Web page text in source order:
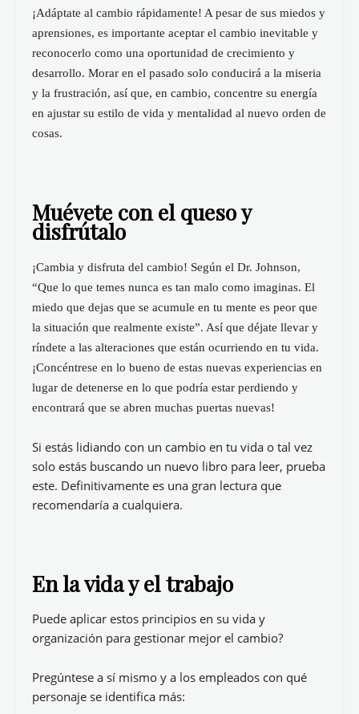
¡Adáptate al cambio rápidamente! A pesar de sus miedos y
aprensiones, es importante aceptar el cambio inevitable y
reconocerlo como una oportunidad de crecimiento y
desarrollo. Morar en el pasado solo conducirá a la miseria
y la frustración, así que, en cambio, concentre su energía
en ajustar su estilo de vida y mentalidad al nuevo orden de
cosas.
Muévete con el queso y
disfrútalo
¡Cambia y disfruta del cambio! Según el Dr. Johnson,
“Que lo que temes nunca es tan malo como imaginas. El
miedo que dejas que se acumule en tu mente es peor que
la situación que realmente existe”. Así que déjate llevar y
ríndete a las alteraciones que están ocurriendo en tu vida.
¡Concéntrese en lo bueno de estas nuevas experiencias en
lugar de detenerse en lo que podría estar perdiendo y
encontrará que se abren muchas puertas nuevas!
Si estás lidiando con un cambio en tu vida o tal vez
solo estás buscando un nuevo libro para leer, prueba
este. Definitivamente es una gran lectura que
recomendaría a cualquiera.
En la vida y el trabajo
Puede aplicar estos principios en su vida y
organización para gestionar mejor el cambio?
Pregúntese a sí mismo y a los empleados con qué
personaje se identifica más: